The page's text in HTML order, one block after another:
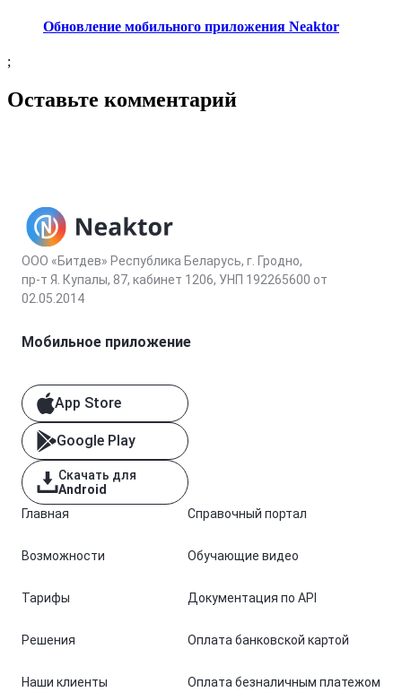
Обновление мобильного приложения Neaktor
;
Оставьте комментарий
ООО «Битдев» Республика Беларусь, г. Гродно,
пр-т Я. Купалы, 87, кабинет 1206, УНП 192265600 от
02.05.2014
Мобильное приложение
App Store
Google Play
Скачать для
Android
Главная
Возможности
Тарифы
Решения
Наши клиенты
Справочный портал
Обучающие видео
Документация по API
Оплата банковской картой
Оплата безналичным платежом